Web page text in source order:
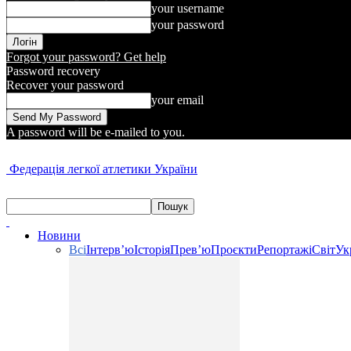
your username
your password
Forgot your password? Get help
Password recovery
Recover your password
your email
A password will be e-mailed to you.
Федерація легкої атлетики України
Новини
ВсіІнтерв’юІсторіяПрев’юПроєктиРепортажіСвіт